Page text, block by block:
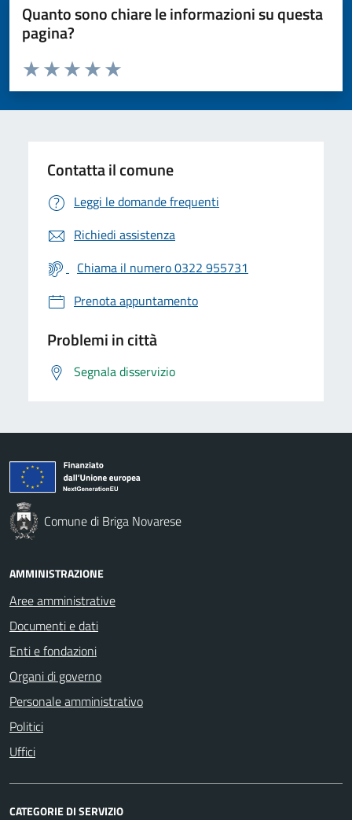
Quanto sono chiare le informazioni su questa
pagina?
Valuta da 1 a 5 stelle la pagina
Valuta 5 stelle su 5
Valuta 4 stelle su 5
Valuta 3 stelle su 5
Valuta 2 stelle su 5
Valuta 1 stelle su 5
Contatta il comune
Leggi le domande frequenti
Richiedi assistenza
Chiama il numero 0322 955731
Prenota appuntamento
Problemi in città
Segnala disservizio
Comune di Briga Novarese
AMMINISTRAZIONE
Aree amministrative
Documenti e dati
Enti e fondazioni
Organi di governo
Personale amministrativo
Politici
Uffici
CATEGORIE DI SERVIZIO